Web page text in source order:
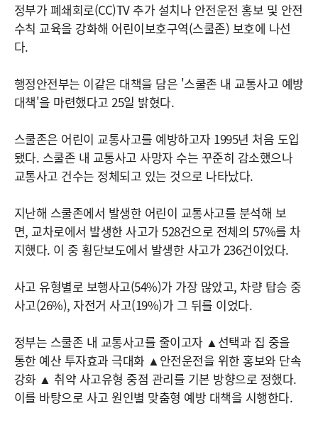
정부가 폐쇄회로(CC)TV 추가 설치나 안전운전 홍보 및 안전
수칙 교육을 강화해 어린이보호구역(스쿨존) 보호에 나선
다.
행정안전부는 이같은 대책을 담은 '스쿨존 내 교통사고 예방
대책'을 마련했다고 25일 밝혔다.
스쿨존은 어린이 교통사고를 예방하고자 1995년 처음 도입
됐다. 스쿨존 내 교통사고 사망자 수는 꾸준히 감소했으나
교통사고 건수는 정체되고 있는 것으로 나타났다.
지난해 스쿨존에서 발생한 어린이 교통사고를 분석해 보
면, 교차로에서 발생한 사고가 528건으로 전체의 57%를 차
지했다. 이 중 횡단보도에서 발생한 사고가 236건이었다.
사고 유형별로 보행사고(54%)가 가장 많았고, 차량 탑승 중
사고(26%), 자전거 사고(19%)가 그 뒤를 이었다.
정부는 스쿨존 내 교통사고를 줄이고자 ▲선택과 집 중을
통한 예산 투자효과 극대화 ▲안전운전을 위한 홍보와 단속
강화 ▲ 취약 사고유형 중점 관리를 기본 방향으로 정했다.
이를 바탕으로 사고 원인별 맞춤형 예방 대책을 시행한다.